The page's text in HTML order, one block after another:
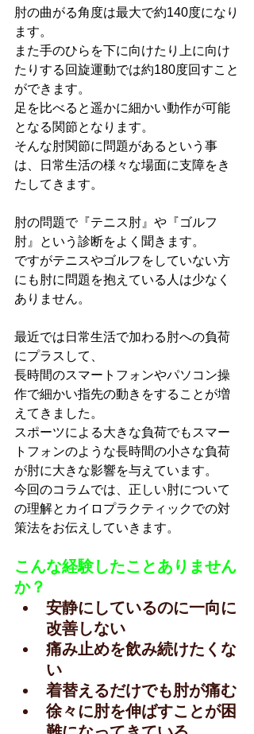
肘の曲がる角度は最大で約140度になり
ます。
また手のひらを下に向けたり上に向け
たりする回旋運動では約180度回すこと
ができます。
足を比べると遥かに細かい動作が可能
となる関節となります。
そんな肘関節に問題があるという事
は、日常生活の様々な場面に支障をき
たしてきます。
肘の問題で『テニス肘』や『ゴルフ
肘』という診断をよく聞きます。
ですがテニスやゴルフをしていない方
にも肘に問題を抱えている人は少なく
ありません。
最近では日常生活で加わる肘への負荷
にプラスして、
長時間のスマートフォンやパソコン操
作で細かい指先の動きをすることが増
えてきました。
スポーツによる大きな負荷でもスマー
トフォンのような長時間の小さな負荷
が肘に大きな影響を与えています。
今回のコラムでは、正しい肘について
の理解とカイロプラクティックでの対
策法をお伝えしていきます。
こんな経験したことありません
か？
安静にしているのに一向に
改善しない
痛み止めを飲み続けたくな
い
着替えるだけでも肘が痛む
徐々に肘を伸ばすことが困